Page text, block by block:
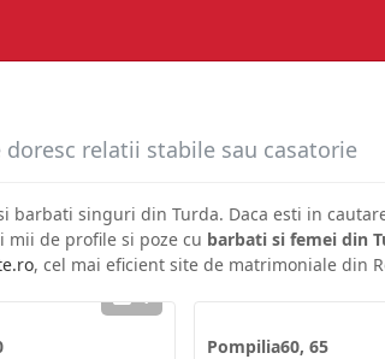
relatii stabile sau casatorie
barbati singuri din Turda. Daca esti in
mii de profile si poze cu barbati si femei din
, cel mai eficient site de matrimoniale din
1
Pompilia60, 65